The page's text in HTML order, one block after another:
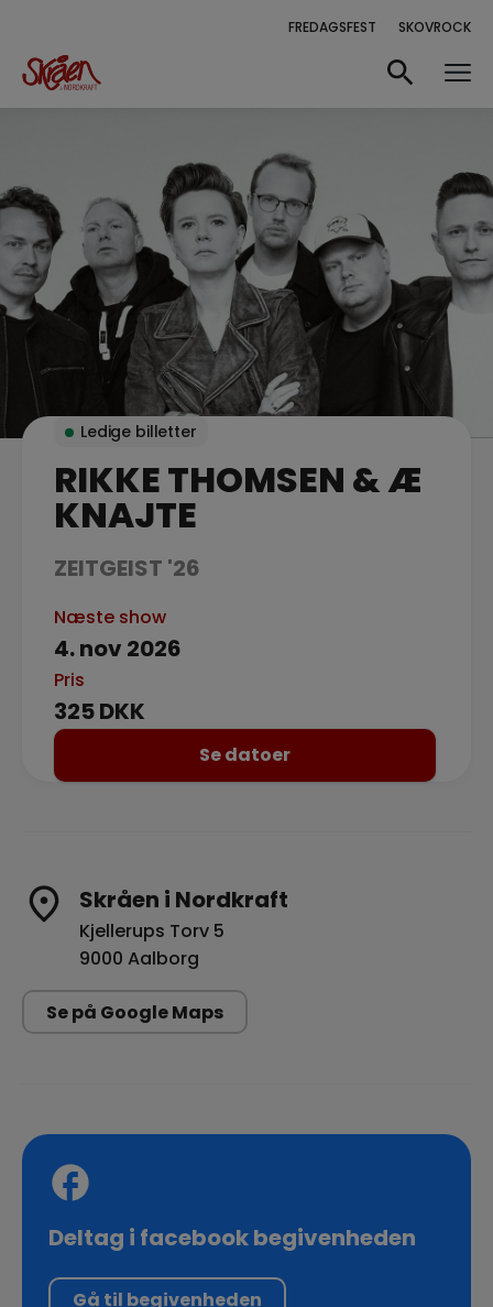
FREDAGSFEST SKOVROCK
Ledige billetter
RIKKE THOMSEN & Æ
KNAJTE
ZEITGEIST '26
Næste show
4. nov 2026
Pris
325 DKK
Se datoer
Skråen i Nordkraft
Kjellerups Torv 5
9000 Aalborg
Se på Google Maps
Deltag i facebook begivenheden
Gå til begivenheden